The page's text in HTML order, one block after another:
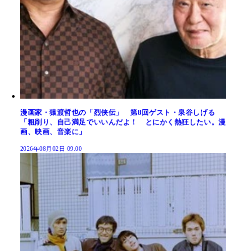
漫画家・猿渡哲也の「烈侠伝」 第8回ゲスト・泉谷しげる
「粗削り、自己満足でいいんだよ！ とにかく熱狂したい。漫
画、映画、音楽に」
2026年08月02日 09:00